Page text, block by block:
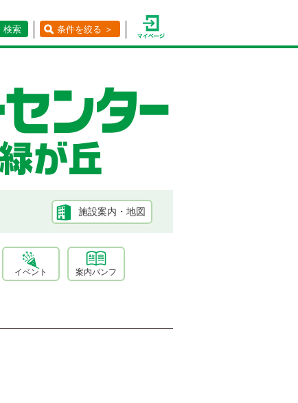
検索 条件を絞る ＞
施設案内・地図
イベント 案内パンフ